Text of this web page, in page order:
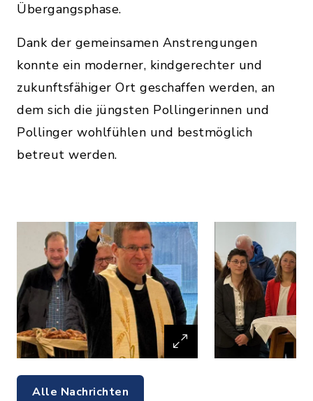
Übergangsphase.
Dank der gemeinsamen Anstrengungen
konnte ein moderner, kindgerechter und
zukunftsfähiger Ort geschaffen werden, an
dem sich die jüngsten Pollingerinnen und
Pollinger wohlfühlen und bestmöglich
betreut werden.
Alle Nachrichten